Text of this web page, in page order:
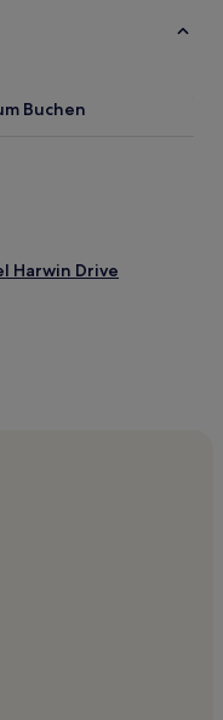
Buchen
Harwin Drive
Greater Hobby